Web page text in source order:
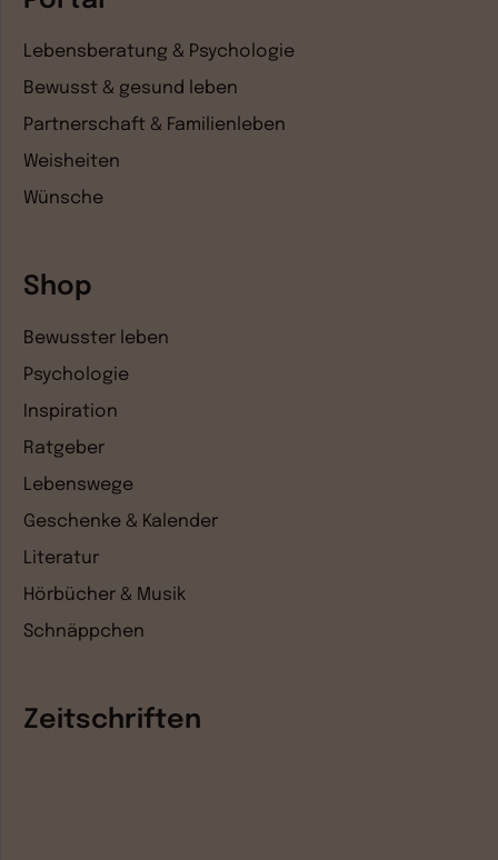
Lebensberatung & Psychologie
Bewusst & gesund leben
Partnerschaft & Familienleben
Weisheiten
Wünsche
Shop
Bewusster leben
Psychologie
Inspiration
Ratgeber
Lebenswege
Geschenke & Kalender
Literatur
Hörbücher & Musik
Schnäppchen
Zeitschriften